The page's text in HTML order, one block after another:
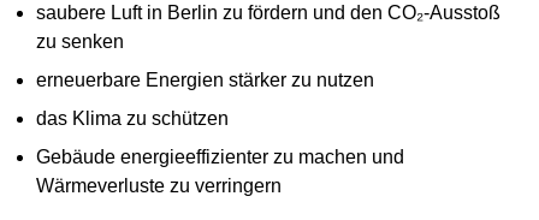
saubere Luft in Berlin zu fördern und den CO₂-Ausstoß
zu senken
erneuerbare Energien stärker zu nutzen
das Klima zu schützen
Gebäude energieeffizienter zu machen und
Wärmeverluste zu verringern